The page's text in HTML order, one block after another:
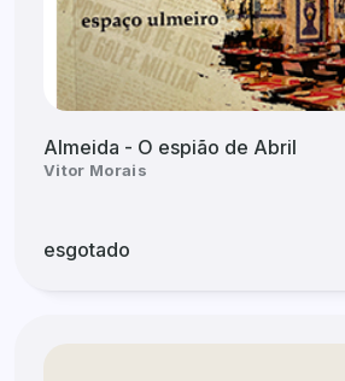
Almeida - O espião de Abril
Vitor Morais
esgotado